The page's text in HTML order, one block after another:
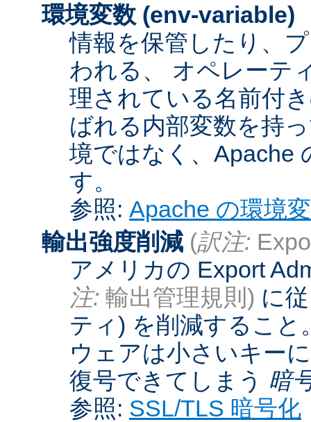
環境変数 (env-variable)
情報を保管したり、
われる、 オペレーテ
理されている名前付
ばれる内部変数を持
境ではなく、Apache
す。
参照: Apache の環境
輸出強度削減 (訳注:
アメリカの Export
注: 輸出管理規則) に
ティ) を削減すること
ウェアは小さいキー
復号できてしまう 暗
参照: SSL/TLS 暗号化